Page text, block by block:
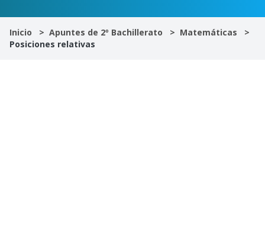
E.S.O
Inicio Apuntes de 2º Bachillerato
Matemáticas
Posiciones relativas